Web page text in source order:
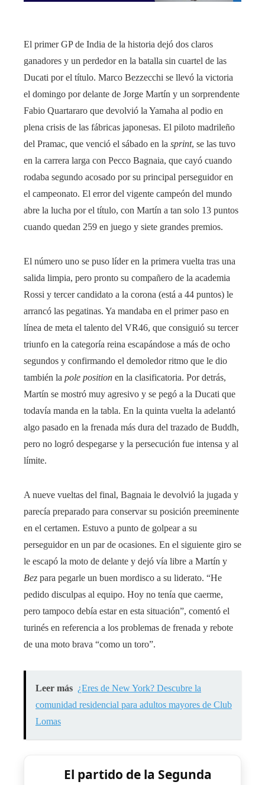
El primer GP de India de la historia dejó dos claros
ganadores y un perdedor en la batalla sin cuartel de las
Ducati por el título. Marco Bezzecchi se llevó la victoria
el domingo por delante de Jorge Martín y un sorprendente
Fabio Quartararo que devolvió la Yamaha al podio en
plena crisis de las fábricas japonesas. El piloto madrileño
del Pramac, que venció el sábado en la sprint, se las tuvo
en la carrera larga con Pecco Bagnaia, que cayó cuando
rodaba segundo acosado por su principal perseguidor en
el campeonato. El error del vigente campeón del mundo
abre la lucha por el título, con Martín a tan solo 13 puntos
cuando quedan 259 en juego y siete grandes premios.
El número uno se puso líder en la primera vuelta tras una
salida limpia, pero pronto su compañero de la academia
Rossi y tercer candidato a la corona (está a 44 puntos) le
arrancó las pegatinas. Ya mandaba en el primer paso en
línea de meta el talento del VR46, que consiguió su tercer
triunfo en la categoría reina escapándose a más de ocho
segundos y confirmando el demoledor ritmo que le dio
también la pole position en la clasificatoria. Por detrás,
Martín se mostró muy agresivo y se pegó a la Ducati que
todavía manda en la tabla. En la quinta vuelta la adelantó
algo pasado en la frenada más dura del trazado de Buddh,
pero no logró despegarse y la persecución fue intensa y al
límite.
A nueve vueltas del final, Bagnaia le devolvió la jugada y
parecía preparado para conservar su posición preeminente
en el certamen. Estuvo a punto de golpear a su
perseguidor en un par de ocasiones. En el siguiente giro se
le escapó la moto de delante y dejó vía libre a Martín y
Bez para pegarle un buen mordisco a su liderato. “He
pedido disculpas al equipo. Hoy no tenía que caerme,
pero tampoco debía estar en esta situación”, comentó el
turinés en referencia a los problemas de frenada y rebote
de una moto brava “como un toro”.
Leer más ¿Eres de New York? Descubre la
comunidad residencial para adultos mayores de Club
Lomas
El partido de la Segunda